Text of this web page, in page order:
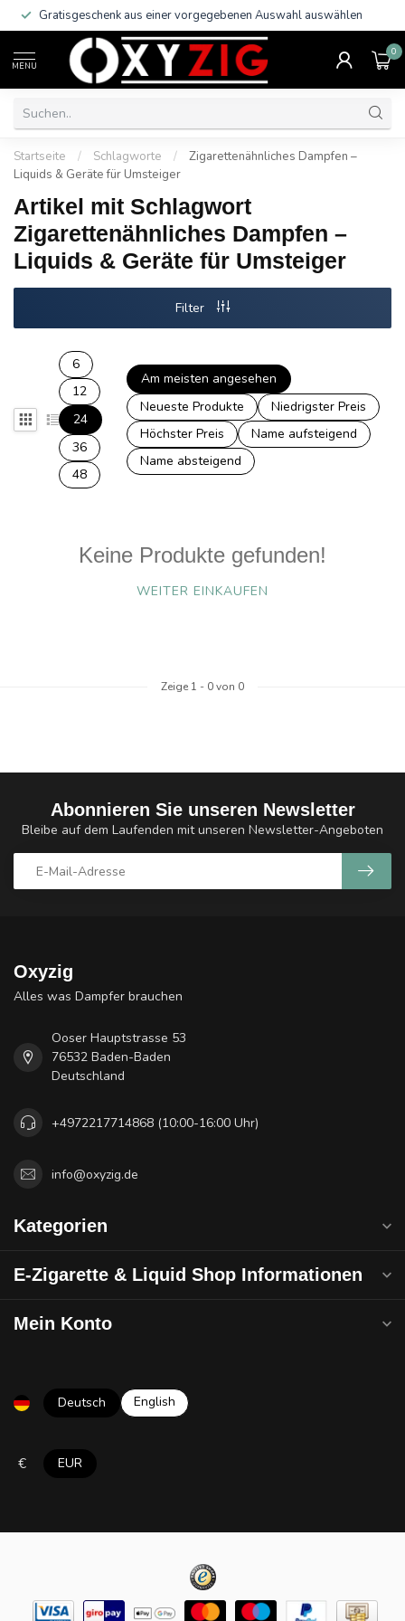
Gratisgeschenk aus einer vorgegebenen Auswahl auswählen
MENU
0
Startseite / Schlagworte /
Zigarettenähnliches Dampfen –
Liquids & Geräte für Umsteiger
Artikel mit Schlagwort
Zigarettenähnliches Dampfen –
Liquids & Geräte für Umsteiger
Filter
6
12
24
36
48
Am meisten angesehen
Neueste Produkte
Niedrigster Preis
Höchster Preis
Name aufsteigend
Name absteigend
Keine Produkte gefunden!
WEITER EINKAUFEN
Zeige 1 - 0von 0
Abonnieren Sie unseren Newsletter
Bleibe auf dem Laufenden mit unseren Newsletter-Angeboten
Oxyzig
Alles was Dampfer brauchen
Ooser Hauptstrasse 53
76532 Baden-Baden
Deutschland
+4972217714868 (10:00-16:00 Uhr)
info@oxyzig.de
Kategorien
E-Zigarette & Liquid Shop Informationen
Mein Konto
Deutsch English
€ EUR